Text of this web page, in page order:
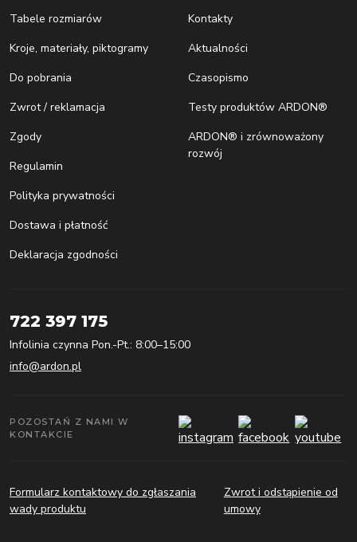
Tabele rozmiarów
Kroje, materiały, piktogramy
Do pobrania
Zwrot / reklamacja
Zgody
Regulamin
Polityka prywatności
Dostawa i płatność
Deklaracja zgodności
Kontakty
Aktualności
Czasopismo
Testy produktów ARDON®
ARDON® i zrównoważony
rozwój
722 397 175
Infolinia czynna Pon.-Pt.: 8:00–15:00
info@ardon.pl
POZOSTAŃ Z NAMI W
KONTAKCIE
Formularz kontaktowy do zgłaszania
wady produktu
Zwrot i odstąpienie od
umowy